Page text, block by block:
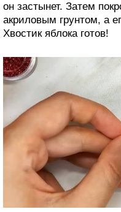
он застынет. Затем
акриловым грунтом, а
Хвостик яблока готов!